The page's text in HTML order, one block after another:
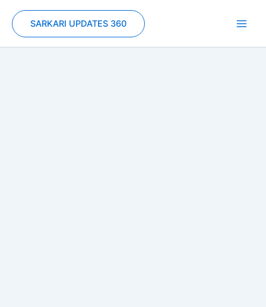
content
SARKARI UPDATES 360